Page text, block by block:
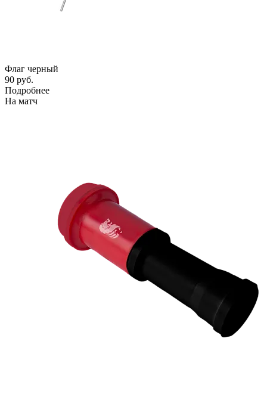
Флаг черный
90 руб.
Подробнее
На матч